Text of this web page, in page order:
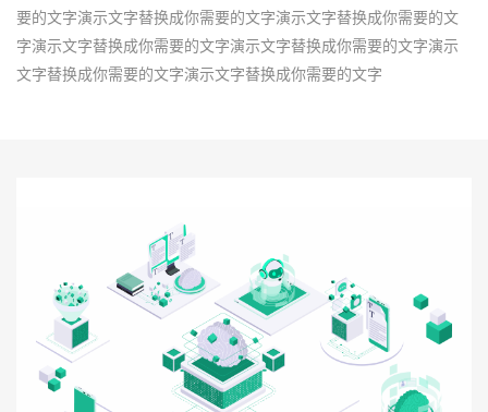
要的文字演示文字替换成你需要的文字演示文字替换成你需要的文
字演示文字替换成你需要的文字演示文字替换成你需要的文字演示
文字替换成你需要的文字演示文字替换成你需要的文字